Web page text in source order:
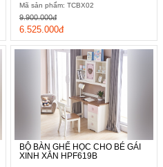
Mã sản phẩm: TCBX02
6.525.000đ
9.900.000đ
BỘ BÀN GHẾ HỌC CHO BÉ GÁI
XINH XẮN HPF619B